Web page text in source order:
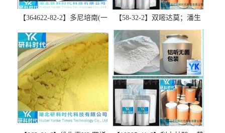
【364622-82-2】多尼培南(一
精品科研试剂-湖北研科时代
科技-“研”无止境;“科”学创
新！支持三方验证；支持定
制；检测图谱；MSDS等技术
支持！
【58-32-2】双嘧达莫；潘生
丁-精品科研试剂-湖北研科时
代科技-“研”无止境;“科”学创
新！支持三方验证；支持定
制；检测图谱；MSDS等技术
支持！